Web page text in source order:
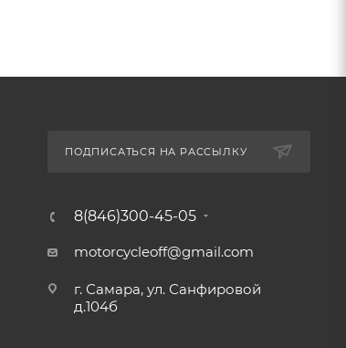
ПОДПИСАТЬСЯ НА РАССЫЛКУ
8(846)300-45-05
motorcycleoff@gmail.com
г. Самара, ул. Санфировой
д.104б